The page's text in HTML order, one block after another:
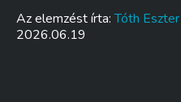
Az elemzést írta:Tóth
2026.06.19